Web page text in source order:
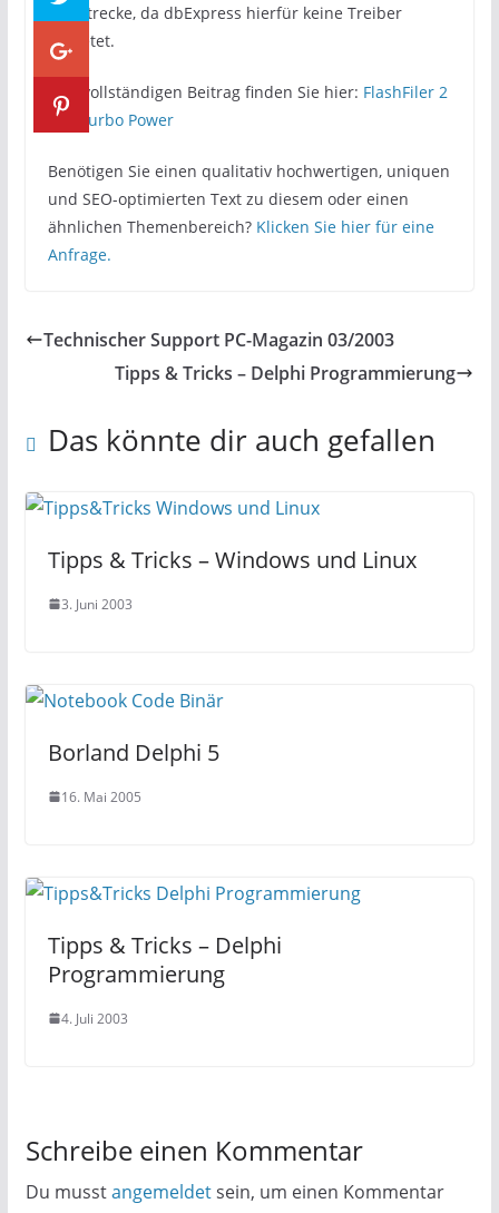
der Strecke, da dbExpress hierfür keine Treiber
anbietet.
Den vollständigen Beitrag finden Sie hier: FlashFiler 2
von Turbo Power
Benötigen Sie einen qualitativ hochwertigen, uniquen
und SEO-optimierten Text zu diesem oder einen
ähnlichen Themenbereich? Klicken Sie hier für eine
Anfrage.
Technischer Support PC-Magazin 03/2003
Tipps & Tricks – Delphi Programmierung
Das könnte dir auch gefallen
Tipps & Tricks – Windows und Linux
3. Juni 2003
Borland Delphi 5
16. Mai 2005
Tipps & Tricks – Delphi
Programmierung
4. Juli 2003
Schreibe einen Kommentar
Du musstangemeldetsein, um einen Kommentar